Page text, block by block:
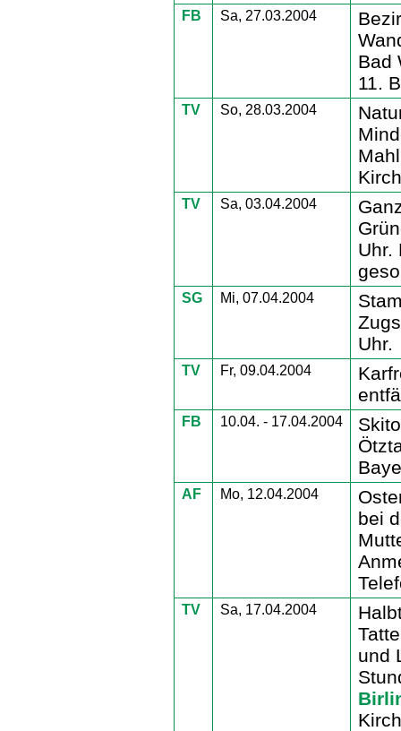
FB Sa, 27.03.2004
Bad
11.
TV So, 28.03.2004
TV Sa, 03.04.2004
Uhr.
SG Mi, 07.04.2004
Uhr.
TV Fr, 09.04.2004
FB 10.04. - 17.04.2004
AF Mo, 12.04.2004
bei
TV Sa, 17.04.2004
und